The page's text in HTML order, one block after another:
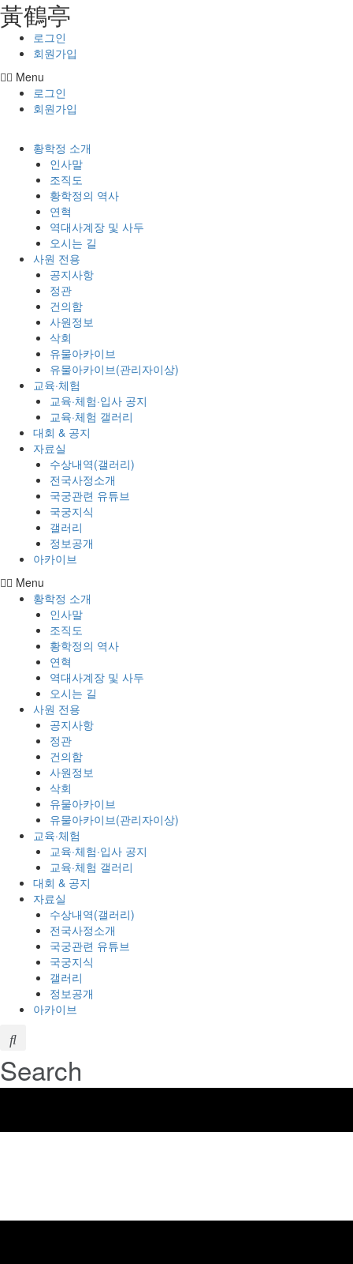
콘텐츠로
건너뛰기
⿈鶴亭
로그인
회원가입
Menu
로그인
회원가입
황학정 소개
인사말
조직도
황학정의 역사
연혁
역대사계장 및 사두
오시는 길
사원 전용
공지사항
정관
건의함
사원정보
삭회
유물아카이브
유물아카이브(관리자이상)
교육·체험
교육·체험·입사 공지
교육·체험 갤러리
대회 & 공지
자료실
수상내역(갤러리)
전국사정소개
국궁관련 유튜브
국궁지식
갤러리
정보공개
아카이브
Menu
황학정 소개
인사말
조직도
황학정의 역사
연혁
역대사계장 및 사두
오시는 길
사원 전용
공지사항
정관
건의함
사원정보
삭회
유물아카이브
유물아카이브(관리자이상)
교육·체험
교육·체험·입사 공지
교육·체험 갤러리
대회 & 공지
자료실
수상내역(갤러리)
전국사정소개
국궁관련 유튜브
국궁지식
갤러리
정보공개
아카이브
Search